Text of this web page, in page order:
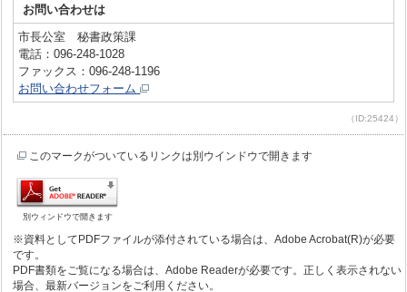
お問い合わせは
市長公室 秘書政策課
電話：096-248-1028
ファックス：096-248-1196
お問い合わせフォーム
（ID:25424）
このマークがついているリンクは別ウインドウで開きます
別ウィンドウで開きます
※資料としてPDFファイルが添付されている場合は、Adobe Acrobat(R)が必要
です。
PDF書類をご覧になる場合は、Adobe Readerが必要です。正しく表示されない
場合、最新バージョンをご利用ください。